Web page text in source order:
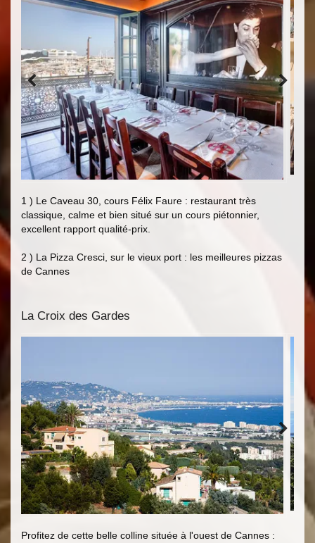
1 ) Le Caveau 30, cours Félix Faure : restaurant très
classique, calme et bien situé sur un cours piétonnier,
excellent rapport qualité-prix.
2 ) La Pizza Cresci, sur le vieux port : les meilleures pizzas
de Cannes
La Croix des Gardes
Profitez de cette belle colline située à l'ouest de Cannes :